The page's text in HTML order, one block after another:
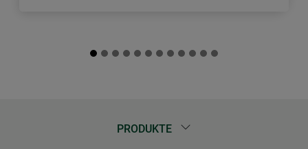
PRODUKTE